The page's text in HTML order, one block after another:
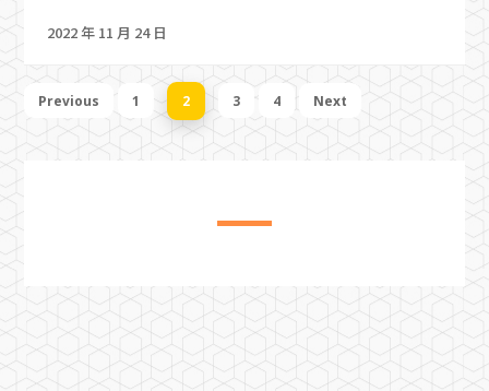
2022 年 11 月 24 日
Previous 1 2 3 4 Next